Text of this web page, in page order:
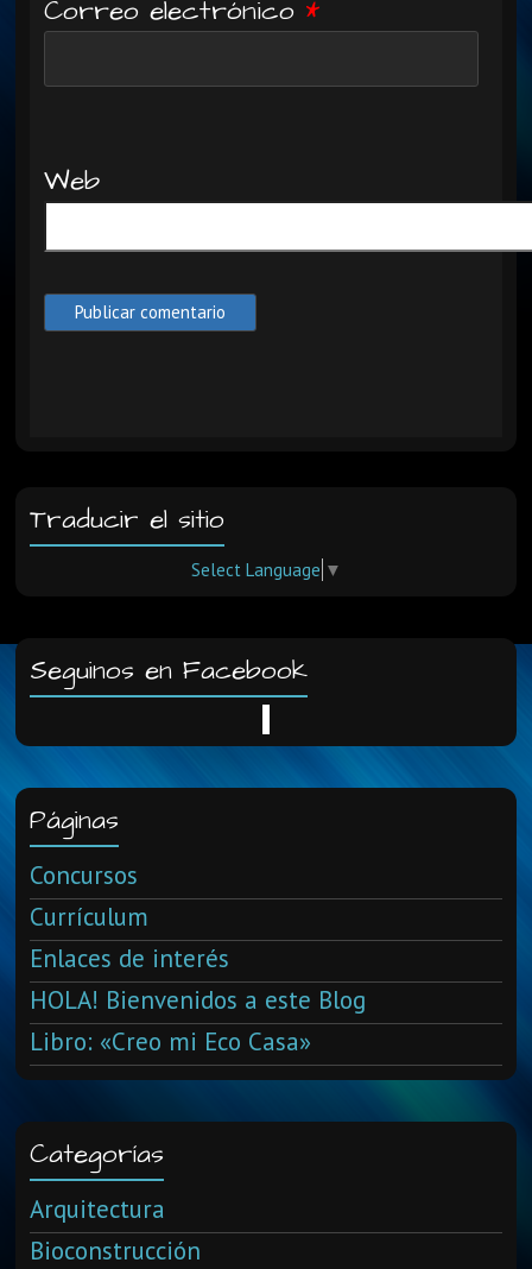
Correo electrónico *
Web
Traducir el sitio
Select Language ▼
Seguinos en Facebook
Páginas
Concursos
Currículum
Enlaces de interés
HOLA! Bienvenidos a este Blog
Libro: «Creo mi Eco Casa»
Categorías
Arquitectura
Bioconstrucción